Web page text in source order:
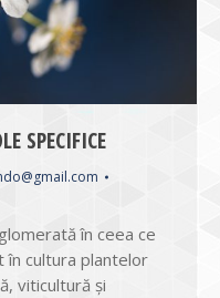
SPECIFICE
în ceea ce
în cultura plantelor
viticultură şi